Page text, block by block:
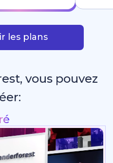
les plans
vous pouvez
les réseau